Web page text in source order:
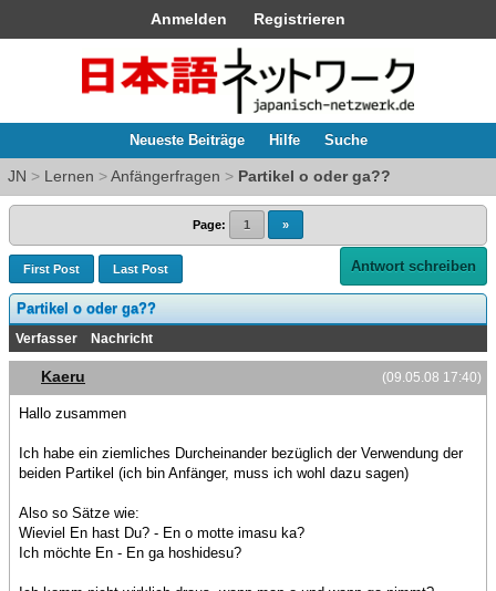
Anmelden Registrieren
Neueste Beiträge Hilfe Suche
JN > Lernen >Anfängerfragen > Partikel o oder ga??
Page: 1 »
First Post Last Post Antwort schreiben
Partikel o oder ga??
Verfasser Nachricht
(09.05.08 17:40)
Kaeru
Hallo zusammen
Ich habe ein ziemliches Durcheinander bezüglich der Verwendung der
beiden Partikel (ich bin Anfänger, muss ich wohl dazu sagen)
Also so Sätze wie:
Wieviel En hast Du? - En o motte imasu ka?
Ich möchte En - En ga hoshidesu?